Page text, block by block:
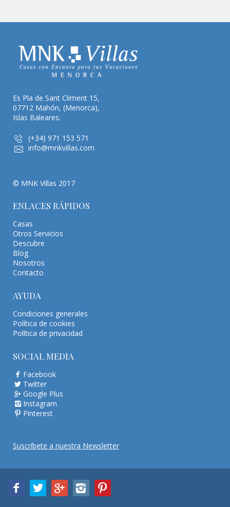
Es Pla de Sant Climent 15,
07712 Mahón, (Menorca),
Islas Baleares.
(+34) 971 153 571
info@mnkvillas.com
© MNK Villas 2017
ENLACES RÁPIDOS
Casas
Otros Servicios
Descubre
Blog
Nosotros
Contacto
AYUDA
Condiciones generales
Política de cookies
Política de privacidad
SOCIAL MEDIA
Facebook
Twitter
Google Plus
Instagram
Pinterest
Suscríbete a nuestra Newsletter